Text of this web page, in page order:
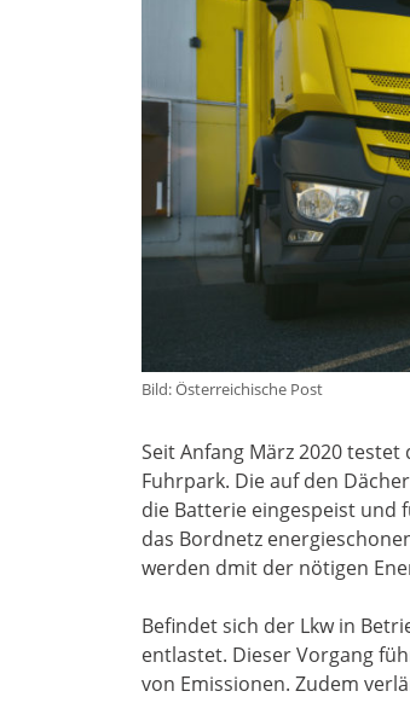
Bild: Österreichische Post
Seit Anfang März 2020
Fuhrpark. Die auf den
die Batterie eingespeist und
das Bordnetz
werden dmit der nötigen
Befindet sich der Lkw in
entlastet. Dieser Vorgang
von Emissionen. Zudem